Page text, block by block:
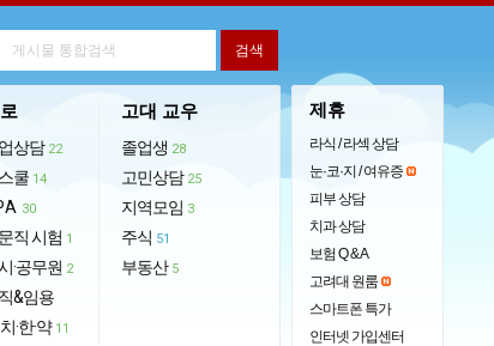
상담 22
쿨 14
30
직 시험 1
·공무원 2
&임용
·한·약 11
고대 교우
졸업생 28
고민상담 25
지역모임 3
주식 51
부동산 5
제휴
라식 / 라섹 상담
눈·코·지 / 여유증
피부 상담
치과 상담
보험 Q & A
고려대 원룸
스마트폰 특가
인터넷 가입센터